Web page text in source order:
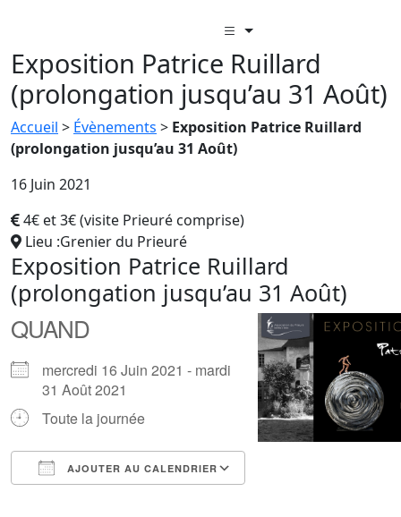
Exposition Patrice Ruillard
(prolongation jusqu’au 31 Août)
Accueil > Évènements > Exposition Patrice Ruillard
(prolongation jusqu’au 31 Août)
16 Juin 2021
4€ et 3€ (visite Prieuré comprise)
Lieu :Grenier du Prieuré
Exposition Patrice Ruillard
(prolongation jusqu’au 31 Août)
QUAND
mercredi 16 Juin 2021 - mardi
31 Août 2021
Toute la journée
AJOUTER AU CALENDRIER